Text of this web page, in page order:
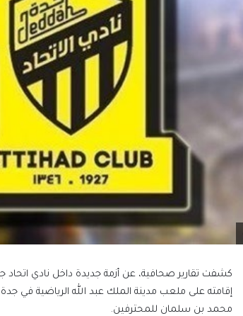
كشفت تقارير صحافية، عن أزمة جديدة داخل نادي اتحاد
محمد بن سلمان للمحترفين.